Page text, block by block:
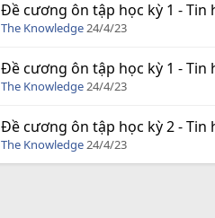
Đề cương ôn tập học kỳ 1 - Tin
The Knowledge24/4/23
Đề cương ôn tập học kỳ 1 - Tin
The Knowledge24/4/23
Đề cương ôn tập học kỳ 2 - Tin
The Knowledge24/4/23